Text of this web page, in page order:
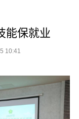
能保就业
10:41